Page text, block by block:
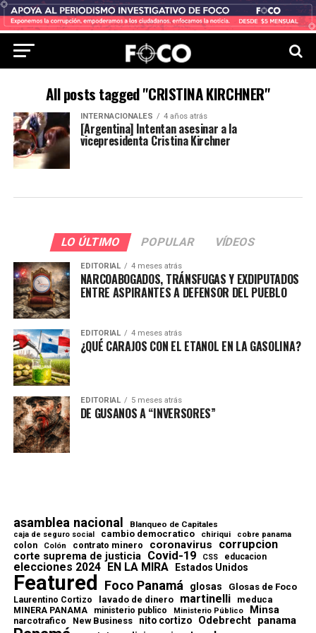
All posts tagged "CRISTINA KIRCHNER"
INTERNACIONALES 4 años atrás
[Argentina] Intentan asesinar a la
vicepresidenta Cristina Kirchner
LO ÚLTIMO POPULAR VÍDEOS
EDITORIAL 4 meses atrás
NARCOABOGADOS, TRÁNSFUGAS Y EXDIPUTADOS
ENTRE ASPIRANTES A DEFENSOR DEL PUEBLO
EDITORIAL 4 meses atrás
¿QUÉ CARAJOS CON EL ETANOL EN LA GASOLINA?
EDITORIAL 5 meses atrás
DE GUSANOS A “INVERSORES”
asamblea nacional Blanqueo de Capitales
caja de seguro social cambio democratico chiriqui cobre panama
colon Colón contrato minero coronavirus corrupcion
corte suprema de justicia Covid-19 CSS educacion
elecciones 2024 EN LA MIRA Estados Unidos
Featured Foco Panamá glosas Glosas de Foco
Laurentino Cortizo lavado de dinero martinelli meduca
MINERA PANAMA ministerio publico Ministerio Público Minsa
narcotrafico New Business nito cortizo Odebrecht panama